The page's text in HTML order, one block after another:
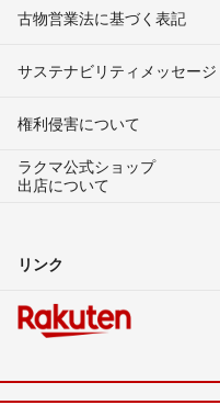
古物営業法に基づく表記
サステナビリティメッセージ
権利侵害について
ラクマ公式ショップ
出店について
リンク